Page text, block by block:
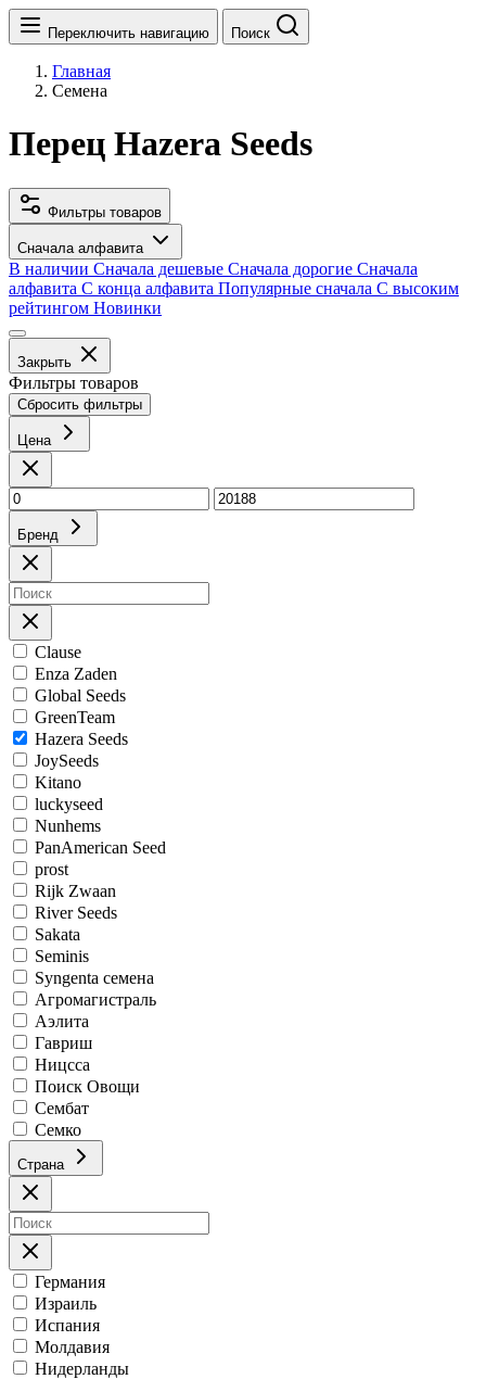
Переключить навигацию Поиск
Главная
Семена
Перец Hazera Seeds
Фильтры товаров
Сначала алфавита
В наличии Сначала дешевые Сначала дорогие Сначала
алфавита С конца алфавита Популярные сначала С высоким
рейтингом Новинки
Закрыть
Фильтры товаров
Сбросить фильтры
Цена
Бренд
Clause
Enza Zaden
Global Seeds
GreenTeam
Hazera Seeds
JoySeeds
Kitano
luckyseed
Nunhems
PanAmerican Seed
prost
Rijk Zwaan
River Seeds
Sakata
Seminis
Syngenta семена
Агромагистраль
Аэлита
Гавриш
Ницсса
Поиск Овощи
Сембат
Семко
Страна
Германия
Израиль
Испания
Молдавия
Нидерланды